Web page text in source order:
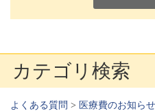
カテゴリ検索
よくある質問 > 医療費のお知らせ